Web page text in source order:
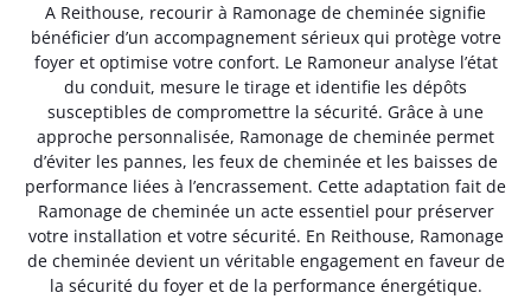
A Reithouse, recourir à Ramonage de cheminée signifie
bénéficier d’un accompagnement sérieux qui protège votre
foyer et optimise votre confort. Le Ramoneur analyse l’état
du conduit, mesure le tirage et identifie les dépôts
susceptibles de compromettre la sécurité. Grâce à une
approche personnalisée, Ramonage de cheminée permet
d’éviter les pannes, les feux de cheminée et les baisses de
performance liées à l’encrassement. Cette adaptation fait de
Ramonage de cheminée un acte essentiel pour préserver
votre installation et votre sécurité. En Reithouse, Ramonage
de cheminée devient un véritable engagement en faveur de
la sécurité du foyer et de la performance énergétique.